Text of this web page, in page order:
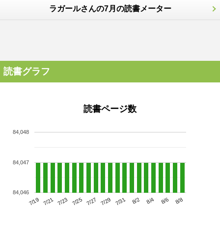
ラガールさんの7月の読書メーター
読書グラフ
読書ページ数
7/19 7/21 7/23 7/25 7/27 7/29 7/31 8/2 8/4 8/6 8/8
84,046
84,047
84,048